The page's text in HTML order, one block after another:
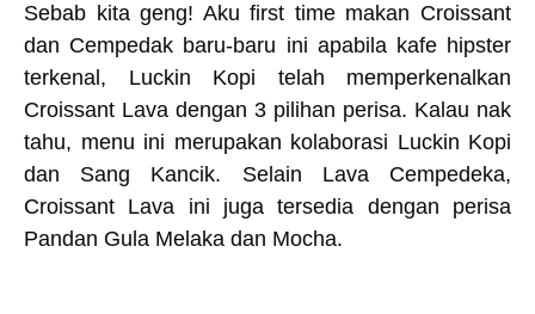
Sebab kita geng! Aku first time makan Croissant
dan Cempedak baru-baru ini apabila kafe hipster
terkenal, Luckin Kopi telah memperkenalkan
Croissant Lava dengan 3 pilihan perisa. Kalau nak
tahu, menu ini merupakan kolaborasi Luckin Kopi
dan Sang Kancik. Selain Lava Cempedeka,
Croissant Lava ini juga tersedia dengan perisa
Pandan Gula Melaka dan Mocha.